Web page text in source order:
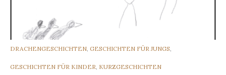
CATEGORIES
DRACHENGESCHICHTEN GESCHICHTEN FÜR JUNGS
GESCHICHTEN FÜR KINDER KURZGESCHICHTEN